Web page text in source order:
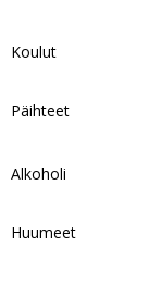
Koulut
Päihteet
Alkoholi
Huumeet